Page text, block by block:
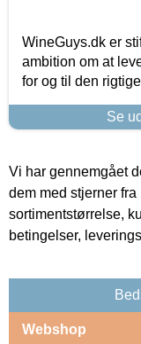
WineGuys.dk er
ambition om at
for og til den
Se
Vi har gennemgået
dem med stjerner
sortimentstørrelse,
betingelser,
Webshop